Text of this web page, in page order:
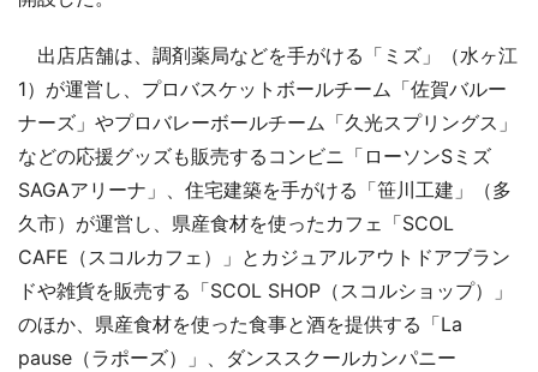
出店店舗は、調剤薬局などを手がける「ミズ」（水ヶ江
1）が運営し、プロバスケットボールチーム「佐賀バルー
ナーズ」やプロバレーボールチーム「久光スプリングス」
などの応援グッズも販売するコンビニ「ローソンSミズ
SAGAアリーナ」、住宅建築を手がける「笹川工建」（多
久市）が運営し、県産食材を使ったカフェ「SCOL
CAFE（スコルカフェ）」とカジュアルアウトドアブラン
ドや雑貨を販売する「SCOL SHOP（スコルショップ）」
のほか、県産食材を使った食事と酒を提供する「La
pause（ラポーズ）」、ダンススクールカンパニー